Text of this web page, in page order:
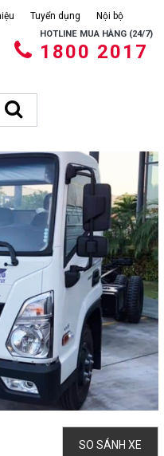
Tuyển dụng Nội bộ
HOTLINE MUA HÀNG (24/7)
1800 2017
SO SÁNH XE